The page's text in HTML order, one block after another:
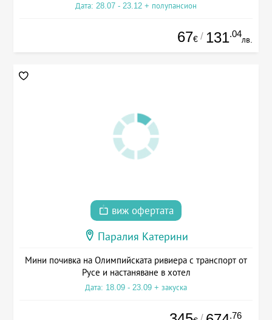
Дата: 28.07 - 23.12 + полупансион
67€ / 131.04
лв.
виж офертата
Паралия Катерини
Мини почивка на Олимпийската ривиера с транспорт от
Русе и настаняване в хотел
Дата: 18.09 - 23.09 + закуска
.76